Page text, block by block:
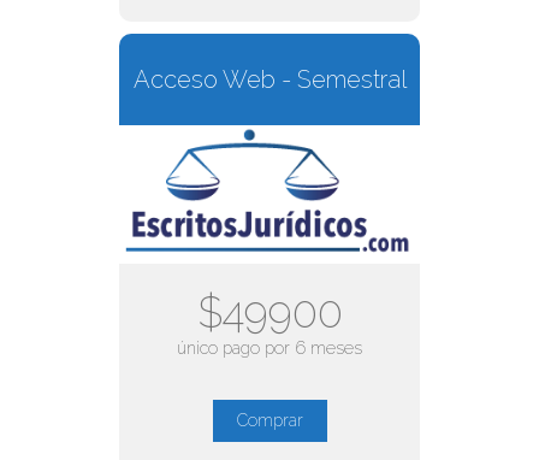
Acceso Web - Semestral
$49900
único pago por 6 meses
Comprar